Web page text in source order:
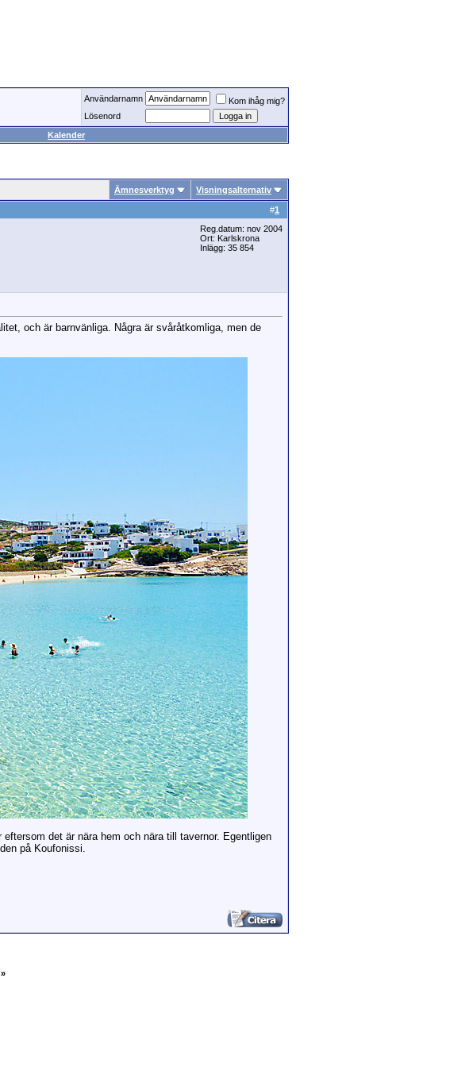
Användarnamn
Kom ihåg mig?
Lösenord
Kalender
Ämnesverktyg Visningsalternativ
#1
Reg.datum: nov 2004
Ort: Karlskrona
Inlägg: 35 854
och är barnvänliga. Några är svåråtkomliga, men de
det är nära hem och nära till tavernor. Egentligen
på Koufonissi.
»